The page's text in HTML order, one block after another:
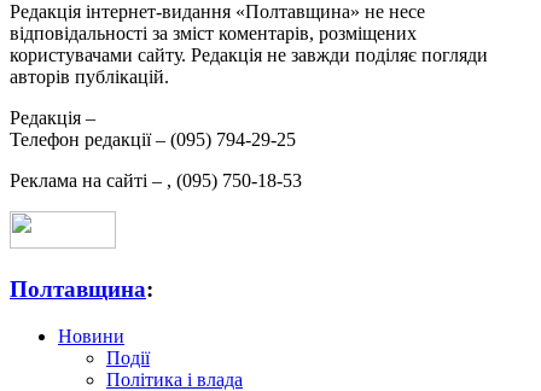
Редакція інтернет-видання «Полтавщина» не несе
відповідальності за зміст коментарів, розміщених
користувачами сайту. Редакція не завжди поділяє погляди
авторів публікацій.
Редакція –
Телефон редакції – (095) 794-29-25
Реклама на сайті – , (095) 750-18-53
Полтавщина:
Новини
Події
Політика і влада